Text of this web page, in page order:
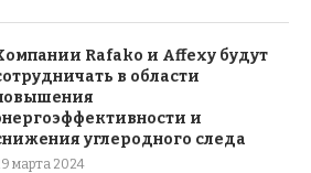
Rafako и Affexy будут
в области
и
углеродного следа
марта 2024